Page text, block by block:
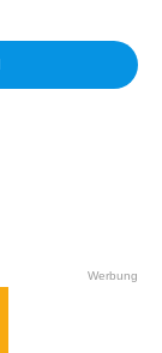
Werbung